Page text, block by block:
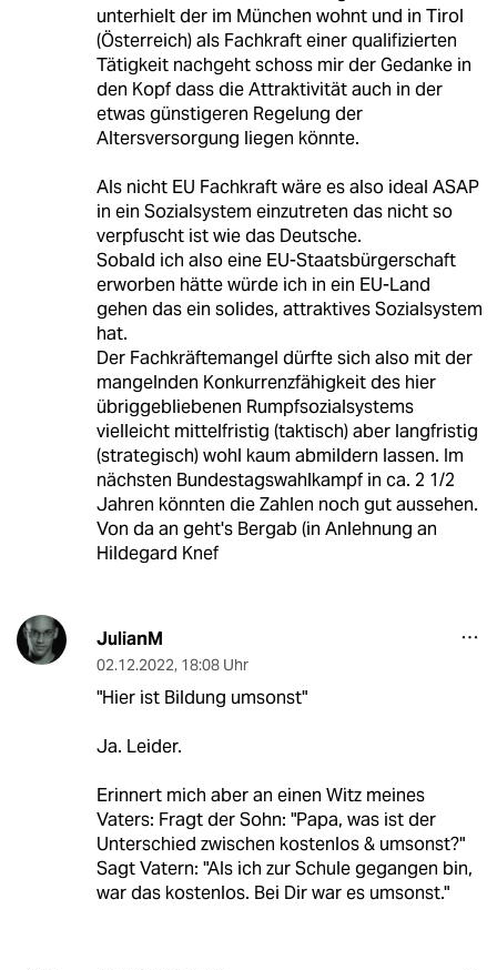
unterhielt der im München wohnt und in Tirol
(Österreich) als Fachkraft einer qualifizierten
Tätigkeit nachgeht schoss mir der Gedanke in
den Kopf dass die Attraktivität auch in der
etwas günstigeren Regelung der
Altersversorgung liegen könnte.
Als nicht EU Fachkraft wäre es also ideal ASAP
in ein Sozialsystem einzutreten das nicht so
verpfuscht ist wie das Deutsche.
Sobald ich also eine EU-Staatsbürgerschaft
erworben hätte würde ich in ein EU-Land
gehen das ein solides, attraktives Sozialsystem
hat.
Der Fachkräftemangel dürfte sich also mit der
mangelnden Konkurrenzfähigkeit des hier
übriggebliebenen Rumpfsozialsystems
vielleicht mittelfristig (taktisch) aber langfristig
(strategisch) wohl kaum abmildern lassen. Im
nächsten Bundestagswahlkampf in ca. 2 1/2
Jahren könnten die Zahlen noch gut aussehen.
Von da an geht's Bergab (in Anlehnung an
Hildegard Knef
JulianM
02.12.2022, 18:08 Uhr
"Hier ist Bildung umsonst"
Ja. Leider.
Erinnert mich aber an einen Witz meines
Vaters: Fragt der Sohn: "Papa, was ist der
Unterschied zwischen kostenlos & umsonst?"
Sagt Vatern: "Als ich zur Schule gegangen bin,
war das kostenlos. Bei Dir war es umsonst."